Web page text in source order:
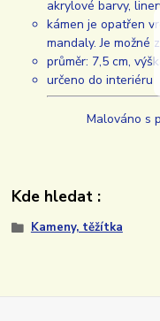
akrylové barvy,
kámen je opatřen
mandaly. Je možné
průměr: 7,5 cm,
určeno do interiéru
Malováno s
Kde hledat :
Kameny, těžítka